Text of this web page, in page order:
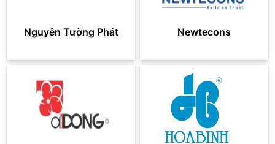
Nguyên Tường Phát Newtecons